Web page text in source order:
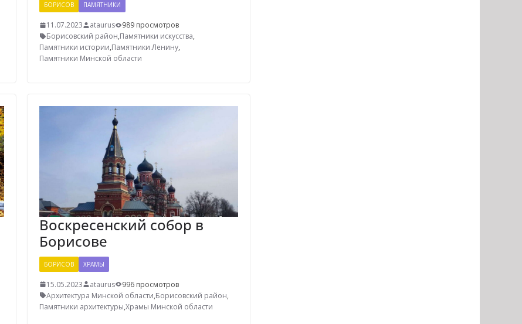
БОРИСОВ ПАМЯТНИКИ
11.07.2023 ataurus
989 просмотров
Борисовский район,Памятники искусства,
Памятники истории,Памятники Ленину,
Памятники Минской области
Воскресенский собор в
Борисове
БОРИСОВ ХРАМЫ
15.05.2023 ataurus
996 просмотров
Архитектура Минской области,Борисовский район,
Памятники архитектуры,Храмы Минской области